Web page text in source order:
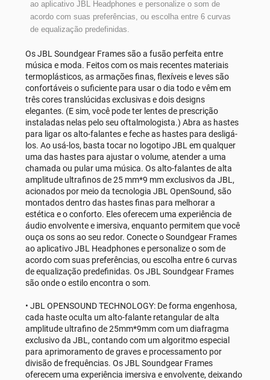
Os JBL Soundgear Frames são a fusão perfeita entre
música e moda. Feitos com os mais recentes materiais
termoplásticos, as armações finas, flexíveis e leves são
confortáveis o suficiente para usar o dia todo e vêm em
três cores translúcidas exclusivas e dois designs
elegantes. (E sim, você pode ter lentes de prescrição
instaladas nelas pelo seu oftalmologista.) Abra as hastes
para ligar os alto-falantes e feche as hastes para desligá-
los. Ao usá-los, basta tocar no logotipo JBL em qualquer
uma das hastes para ajustar o volume, atender a uma
chamada ou pular uma música. Os alto-falantes de alta
amplitude ultrafinos de 25 mm*9 mm exclusivos da JBL,
acionados por meio da tecnologia JBL OpenSound, são
montados dentro das hastes finas para melhorar a
estética e o conforto. Eles oferecem uma experiência de
áudio envolvente e imersiva, enquanto permitem que você
ouça os sons ao seu redor. Conecte o Soundgear Frames
ao aplicativo JBL Headphones e personalize o som de
acordo com suas preferências, ou escolha entre 6 curvas
de equalização predefinidas. Os JBL Soundgear Frames
são onde o estilo encontra o som.
• JBL OPENSOUND TECHNOLOGY: De forma engenhosa,
cada haste oculta um alto-falante retangular de alta
amplitude ultrafino de 25mm*9mm com um diafragma
exclusivo da JBL, contando com um algoritmo especial
para aprimoramento de graves e processamento por
divisão de frequências. Os JBL Soundgear Frames
oferecem uma experiência imersiva e envolvente, deixando